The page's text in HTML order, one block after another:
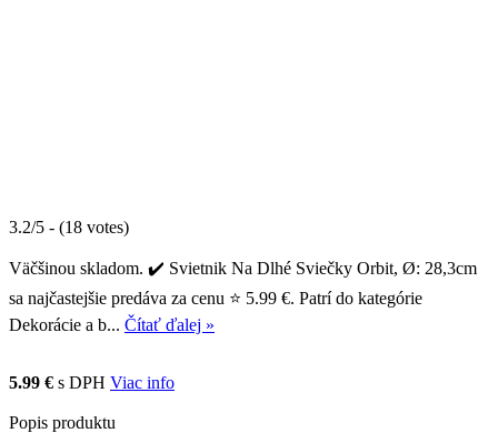
3.2/5 - (18 votes)
Väčšinou skladom. ✔️ Svietnik Na Dlhé Sviečky Orbit, Ø: 28,3cm
sa najčastejšie predáva za cenu ⭐ 5.99 €. Patrí do kategórie
Dekorácie a b... Čítať ďalej »
5.99 € s DPH Viac info
Popis produktu